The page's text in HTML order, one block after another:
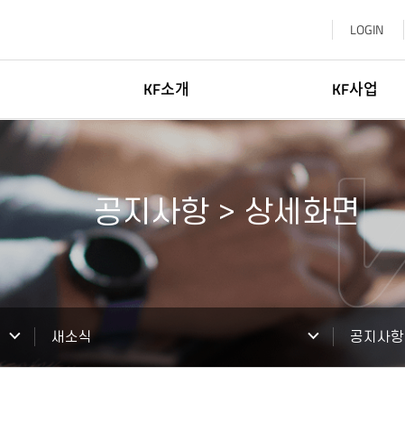
LOGIN
KF소개
이사장소개
윤리·인권경영
신고센터
기부참여
찾아오시는길
KF사업
한국학
글로벌네트워킹
문화교류
KF 글로벌 센터
한-중앙아협력포럼사무국
KF 아세안문화원
공지사항 > 상세화면
새소식 공지사항